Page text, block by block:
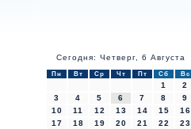
Сегодня: Четверг, 6 Августа
Пн Вт Ср Чт Пт Сб Вс
1
2
3
4 5 6 7 8
9
10
11 12 13 14 15
16
17
18 19 20 21 22
23